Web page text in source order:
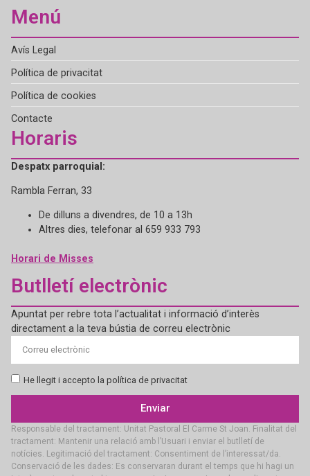
Menú
Avís Legal
Política de privacitat
Política de cookies
Contacte
Horaris
Despatx parroquial:
Rambla Ferran, 33
De dilluns a divendres, de 10 a 13h
Altres dies, telefonar al 659 933 793
Horari de Misses
Butlletí electrònic
Apuntat per rebre tota l’actualitat i informació d’interès
directament a la teva bústia de correu electrònic
He llegit i accepto la política de privacitat
Enviar
Responsable del tractament: Unitat Pastoral El Carme St Joan. Finalitat del
tractament: Mantenir una relació amb l’Usuari i enviar el butlletí de
notícies. Legitimació del tractament: Consentiment de l’interessat/da.
Conservació de les dades: Es conservaran durant el temps que hi hagi un